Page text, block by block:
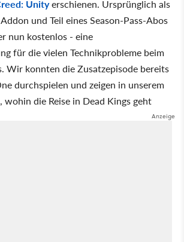
Unityerschienen. Ursprünglich als
und Teil eines Season-Pass-Abos
nun kostenlos - eine
für die vielen Technikprobleme beim
Wir konnten die Zusatzepisode bereits
durchspielen und zeigen in unserem
die Reise in Dead Kings geht